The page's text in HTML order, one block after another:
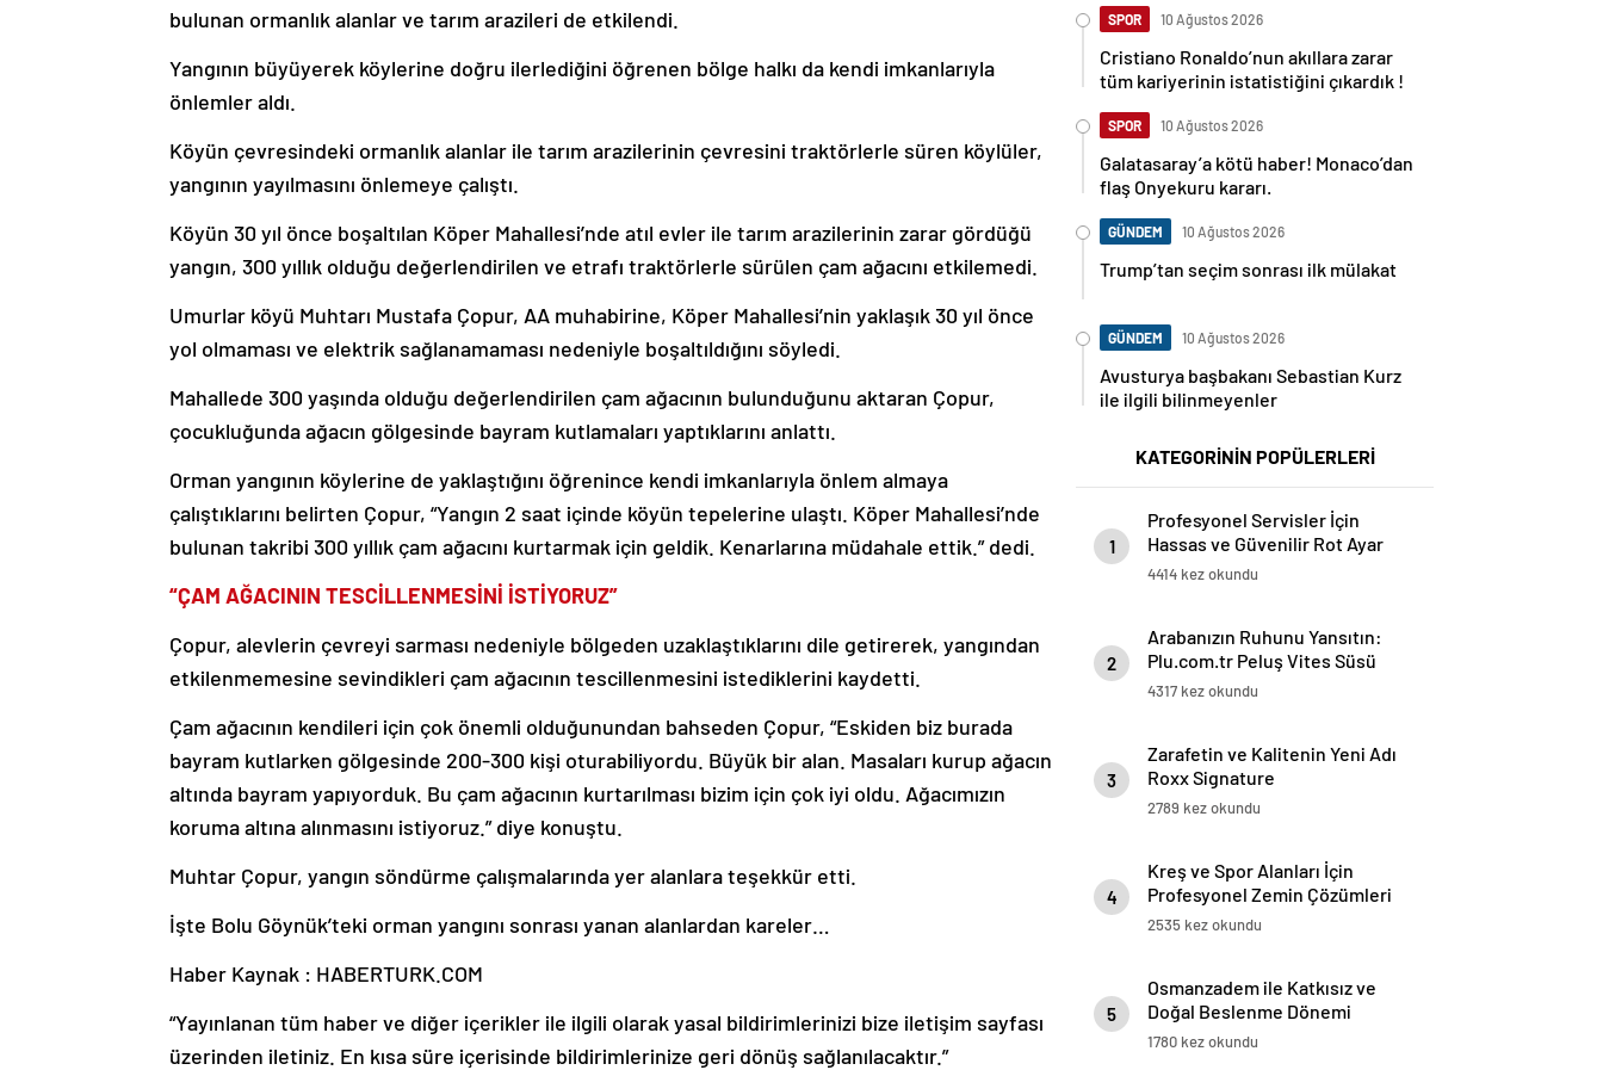
bulunan ormanlık alanlar ve tarım arazileri de etkilendi.
Yangının büyüyerek köylerine doğru ilerlediğini öğrenen bölge halkı da kendi imkanlarıyla
önlemler aldı.
Köyün çevresindeki ormanlık alanlar ile tarım arazilerinin çevresini traktörlerle süren köylüler,
yangının yayılmasını önlemeye çalıştı.
Köyün 30 yıl önce boşaltılan Köper Mahallesi’nde atıl evler ile tarım arazilerinin zarar gördüğü
yangın, 300 yıllık olduğu değerlendirilen ve etrafı traktörlerle sürülen çam ağacını etkilemedi.
Umurlar köyü Muhtarı Mustafa Çopur, AA muhabirine, Köper Mahallesi’nin yaklaşık 30 yıl önce
yol olmaması ve elektrik sağlanamaması nedeniyle boşaltıldığını söyledi.
Mahallede 300 yaşında olduğu değerlendirilen çam ağacının bulunduğunu aktaran Çopur,
çocukluğunda ağacın gölgesinde bayram kutlamaları yaptıklarını anlattı.
Orman yangının köylerine de yaklaştığını öğrenince kendi imkanlarıyla önlem almaya
çalıştıklarını belirten Çopur, “Yangın 2 saat içinde köyün tepelerine ulaştı. Köper Mahallesi’nde
bulunan takribi 300 yıllık çam ağacını kurtarmak için geldik. Kenarlarına müdahale ettik.” dedi.
“ÇAM AĞACININ TESCİLLENMESİNİ İSTİYORUZ”
Çopur, alevlerin çevreyi sarması nedeniyle bölgeden uzaklaştıklarını dile getirerek, yangından
etkilenmemesine sevindikleri çam ağacının tescillenmesini istediklerini kaydetti.
Çam ağacının kendileri için çok önemli olduğunundan bahseden Çopur, “Eskiden biz burada
bayram kutlarken gölgesinde 200-300 kişi oturabiliyordu. Büyük bir alan. Masaları kurup ağacın
altında bayram yapıyorduk. Bu çam ağacının kurtarılması bizim için çok iyi oldu. Ağacımızın
koruma altına alınmasını istiyoruz.” diye konuştu.
Muhtar Çopur, yangın söndürme çalışmalarında yer alanlara teşekkür etti.
İşte Bolu Göynük’teki orman yangını sonrası yanan alanlardan kareler…
Haber Kaynak : HABERTURK.COM
“Yayınlanan tüm haber ve diğer içerikler ile ilgili olarak yasal bildirimlerinizi bize iletişim sayfası
üzerinden iletiniz. En kısa süre içerisinde bildirimlerinize geri dönüş sağlanılacaktır.”
SPOR 10 Ağustos 2026
Cristiano Ronaldo’nun akıllara zarar
tüm kariyerinin istatistiğini çıkardık !
SPOR 10 Ağustos 2026
Galatasaray’a kötü haber! Monaco’dan
flaş Onyekuru kararı.
GÜNDEM 10 Ağustos 2026
Trump’tan seçim sonrası ilk mülakat
GÜNDEM 10 Ağustos 2026
Avusturya başbakanı Sebastian Kurz
ile ilgili bilinmeyenler
KATEGORİNİN POPÜLERLERİ
1
Profesyonel Servisler İçin
Hassas ve Güvenilir Rot Ayar
Makinesi Çözümleri
4414 kez okundu
2
Arabanızın Ruhunu Yansıtın:
Plu.com.tr Peluş Vites Süsü
Modelleri
4317 kez okundu
3
Zarafetin ve Kalitenin Yeni Adı
Roxx Signature
2789 kez okundu
4
Kreş ve Spor Alanları İçin
Profesyonel Zemin Çözümleri
2535 kez okundu
5
Osmanzadem ile Katkısız ve
Doğal Beslenme Dönemi
1780 kez okundu